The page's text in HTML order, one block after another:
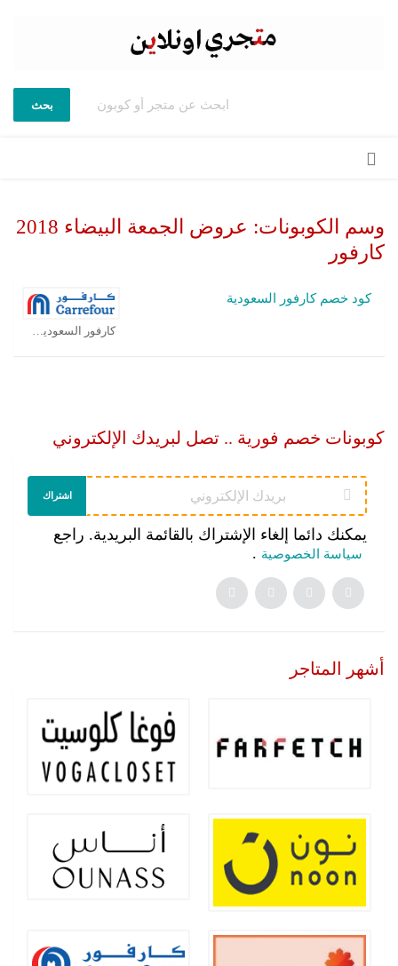
بحث
وسم الكوبونات:
عروض الجمعة البيضاء 2018
كارفور
كود خصم كارفور السعودية
كوبونات خصم فورية .. تصل لبريدك الإلكتروني
اشتراك
يمكنك دائما إلغاء الإشتراك بالقائمة البريدية. راجع
سياسة الخصوصية .
أشهر المتاجر